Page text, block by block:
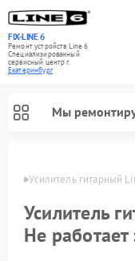
FIX-LINE 6
Ремонт устройств Line 6
Специализированный
cервисный центр г.
Екатеринбург
Мы
Усилитель гитарный
Усилитель
Не работает